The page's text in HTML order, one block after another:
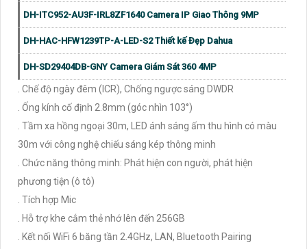
DH-ITC952-AU3F-IRL8ZF1640 Camera IP Giao Thông 9MP
DH-HAC-HFW1239TP-A-LED-S2 Thiết kế Đẹp Dahua
DH-SD29404DB-GNY Camera Giám Sát 360 4MP
. Chế độ ngày đêm (ICR), Chống ngược sáng DWDR
. Ống kính cố định 2.8mm (góc nhìn 103°)
. Tầm xa hồng ngoại 30m, LED ánh sáng ấm thu hình có màu
30m với công nghệ chiếu sáng kép thông minh
. Chức năng thông minh: Phát hiện con người, phát hiện
phương tiện (ô tô)
. Tích hợp Mic
. Hỗ trợ khe cắm thẻ nhớ lên đến 256GB
. Kết nối WiFi 6 băng tần 2.4GHz, LAN, Bluetooth Pairing